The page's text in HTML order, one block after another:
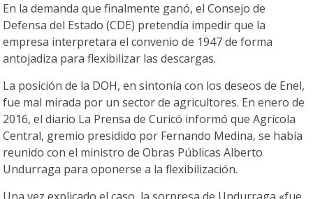
En la demanda que finalmente ganó, el Consejo de
Defensa del Estado (CDE) pretendía impedir que la
empresa interpretara el convenio de 1947 de forma
antojadiza para flexibilizar las descargas.
La posición de la DOH, en sintonía con los deseos de Enel,
fue mal mirada por un sector de agricultores. En enero de
2016, el diario La Prensa de Curicó informó que Agrícola
Central, gremio presidido por Fernando Medina, se había
reunido con el ministro de Obras Públicas Alberto
Undurraga para oponerse a la flexibilización.